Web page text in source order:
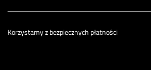
Korzystamy z bezpiecznych płatności